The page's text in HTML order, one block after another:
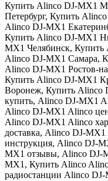
Купить Alinco DJ-MX1
Петербург, Купить
Alinco DJ-MX1
Купить Alinco DJ-MX1
MX1 Челябинск, Купить
Alinco DJ-MX1 Самара,
Alinco DJ-MX1 Ростов-
Купить Alinco DJ-MX1
Воронеж, Купить Alinco
купить, Alinco DJ-MX1
Alinco DJ-MX1 Alinco
Alinco DJ-MX1 Alinco
доставка, Alinco DJ-MX1
инструкция, Alinco DJ-
MX1 отзывы, Alinco DJ-
MX1 , Купить Alinco
радиостанции Alinco DJ-